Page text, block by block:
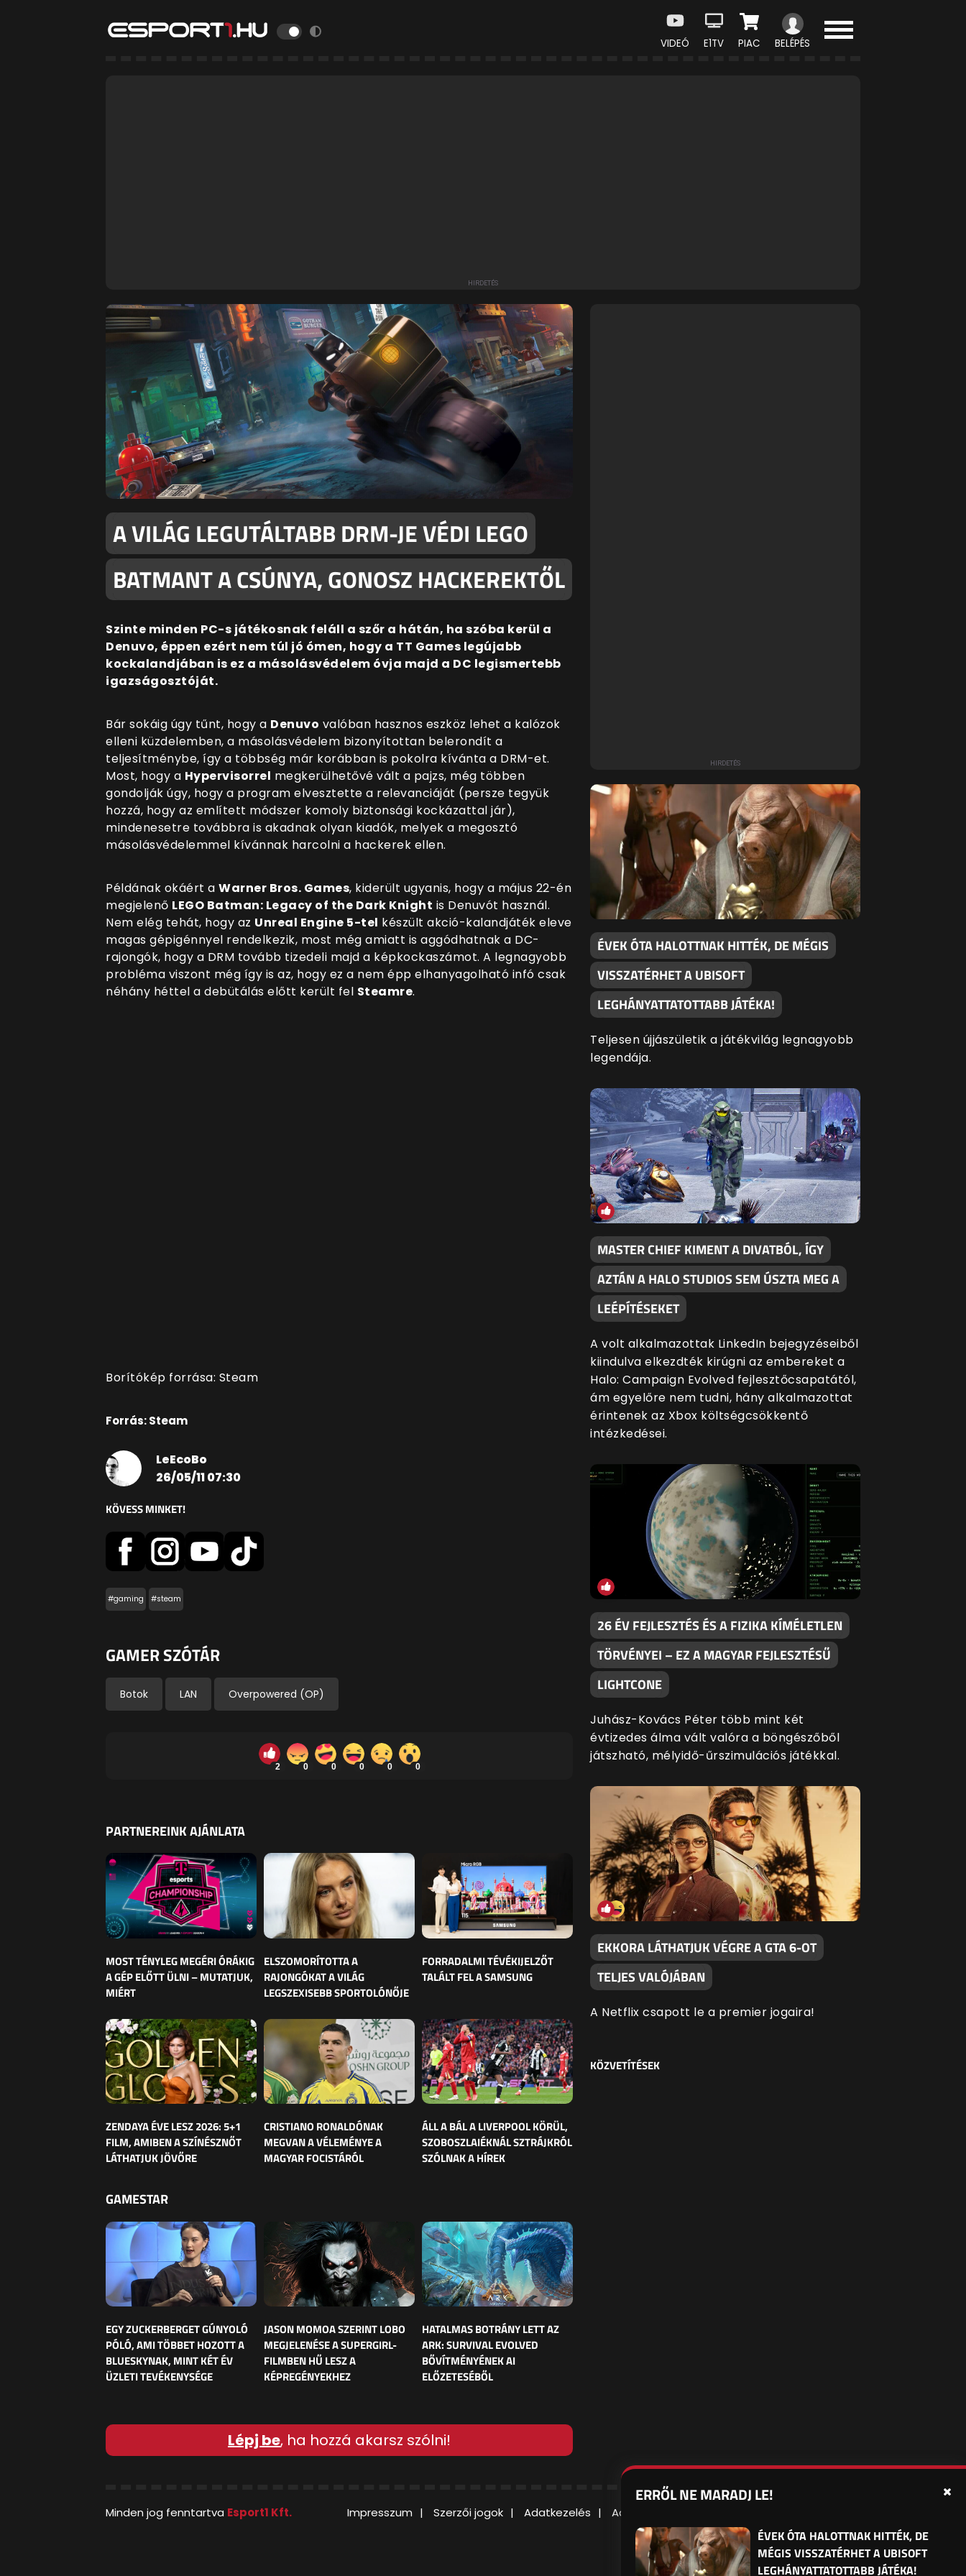
VIDEÓ E1TV PIAC BELÉPÉS
A VILÁG LEGUTÁLTABB DRM-JE VÉDI LEGO
BATMANT A CSÚNYA, GONOSZ HACKEREKTŐL
Szinte minden PC-s játékosnak feláll a szőr a hátán, ha szóba kerül a
Denuvo, éppen ezért nem túl jó ómen, hogy a TT Games legújabb
kockalandjában is ez a másolásvédelem óvja majd a DC legismertebb
igazságosztóját.
Bár sokáig úgy tűnt, hogy a Denuvo valóban hasznos eszköz lehet a kalózok
elleni küzdelemben, a másolásvédelem bizonyítottan belerondít a
teljesítménybe, így a többség már korábban is pokolra kívánta a DRM-et.
Most, hogy a Hypervisorrel megkerülhetővé vált a pajzs, még többen
gondolják úgy, hogy a program elvesztette a relevanciáját (persze tegyük
hozzá, hogy az említett módszer komoly biztonsági kockázattal jár),
mindenesetre továbbra is akadnak olyan kiadók, melyek a megosztó
másolásvédelemmel kívánnak harcolni a hackerek ellen.
Példának okáért a Warner Bros. Games, kiderült ugyanis, hogy a május 22-én
megjelenő LEGO Batman: Legacy of the Dark Knight is Denuvót használ.
Nem elég tehát, hogy az Unreal Engine 5-tel készült akció-kalandjáték eleve
magas gépigénnyel rendelkezik, most még amiatt is aggódhatnak a DC-
rajongók, hogy a DRM tovább tizedeli majd a képkockaszámot. A legnagyobb
probléma viszont még így is az, hogy ez a nem épp elhanyagolható infó csak
néhány héttel a debütálás előtt került fel Steamre.
Borítókép forrása: Steam
Forrás: Steam
LeEcoBo
26/05/11 07:30
KÖVESS MINKET!
#gaming #steam
GAMER SZÓTÁR
Botok LAN Overpowered (OP)
2 0 0 0 0 0
PARTNEREINK AJÁNLATA
MOST TÉNYLEG MEGÉRI ÓRÁKIG
A GÉP ELŐTT ÜLNI – MUTATJUK,
MIÉRT
ELSZOMORÍTOTTA A
RAJONGÓKAT A VILÁG
LEGSZEXISEBB SPORTOLÓNŐJE
FORRADALMI TÉVÉKIJELZŐT
TALÁLT FEL A SAMSUNG
ZENDAYA ÉVE LESZ 2026: 5+1
FILM, AMIBEN A SZÍNÉSZNŐT
LÁTHATJUK JÖVŐRE
CRISTIANO RONALDÓNAK
MEGVAN A VÉLEMÉNYE A
MAGYAR FOCISTÁRÓL
ÁLL A BÁL A LIVERPOOL KÖRÜL,
SZOBOSZLAIÉKNÁL SZTRÁJKRÓL
SZÓLNAK A HÍREK
GAMESTAR
EGY ZUCKERBERGET GÚNYOLÓ
PÓLÓ, AMI TÖBBET HOZOTT A
BLUESKYNAK, MINT KÉT ÉV
ÜZLETI TEVÉKENYSÉGE
JASON MOMOA SZERINT LOBO
MEGJELENÉSE A SUPERGIRL-
FILMBEN HŰ LESZ A
KÉPREGÉNYEKHEZ
HATALMAS BOTRÁNY LETT AZ
ARK: SURVIVAL EVOLVED
BŐVÍTMÉNYÉNEK AI
ELŐZETESÉBŐL
Lépj be, ha hozzá akarsz szólni!
ÉVEK ÓTA HALOTTNAK HITTÉK, DE MÉGIS
VISSZATÉRHET A UBISOFT
LEGHÁNYATTATOTTABB JÁTÉKA!
Teljesen újjászületik a játékvilág legnagyobb
legendája.
MASTER CHIEF KIMENT A DIVATBÓL, ÍGY
AZTÁN A HALO STUDIOS SEM ÚSZTA MEG A
LEÉPÍTÉSEKET
A volt alkalmazottak LinkedIn bejegyzéseiből
kiindulva elkezdték kirúgni az embereket a
Halo: Campaign Evolved fejlesztőcsapatától,
ám egyelőre nem tudni, hány alkalmazottat
érintenek az Xbox költségcsökkentő
intézkedései.
26 ÉV FEJLESZTÉS ÉS A FIZIKA KÍMÉLETLEN
TÖRVÉNYEI – EZ A MAGYAR FEJLESZTÉSŰ
LIGHTCONE
Juhász-Kovács Péter több mint két
évtizedes álma vált valóra a böngészőből
játszható, mélyidő-űrszimulációs játékkal.
EKKORA LÁTHATJUK VÉGRE A GTA 6-OT
TELJES VALÓJÁBAN
A Netflix csapott le a premier jogaira!
KÖZVETÍTÉSEK
Minden jog fenntartva Esport1 Kft. Impresszum Szerzői jogok Adatkezelés Adatvédelmi beállítások
Felhasználási Feltételek
ERRŐL NE MARADJ LE!
ÉVEK ÓTA HALOTTNAK HITTÉK, DE
MÉGIS VISSZATÉRHET A UBISOFT
LEGHÁNYATTATOTTABB JÁTÉKA!